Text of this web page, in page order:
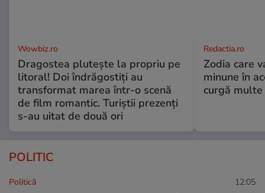
Wowbiz.ro
Dragostea plutește la propriu pe
litoral! Doi îndrăgostiți au
transformat marea într-o scenă
de film romantic. Turiștii prezenți
s-au uitat de două ori
Redactia.ro
Zodia care
minune în
curgă
POLITIC
Politică 12:05